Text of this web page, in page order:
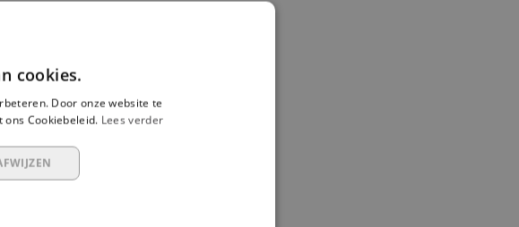
cookies.
Door onze website te
Cookiebeleid. Lees verder